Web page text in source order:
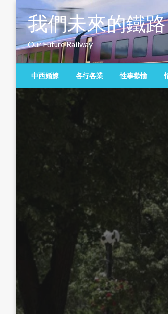
content
我們未來的鐵路
Our Future Railway
中西婚嫁 各行各業 性事歡愉